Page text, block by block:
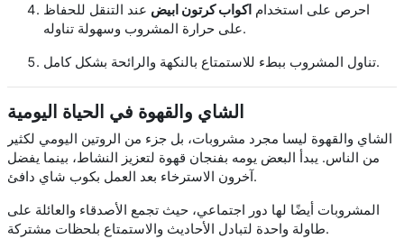
احرص على استخدام اكواب كرتون ابيض عند التنقل للحفاظ
على حرارة المشروب وسهولة تناوله.
تناول المشروب ببطء للاستمتاع بالنكهة والرائحة بشكل كامل.
الشاي والقهوة في الحياة اليومية
الشاي والقهوة ليسا مجرد مشروبات، بل جزء من الروتين اليومي لكثير
من الناس. يبدأ البعض يومه بفنجان قهوة لتعزيز النشاط، بينما يفضل
آخرون الاسترخاء بعد العمل بكوب شاي دافئ.
المشروبات أيضًا لها دور اجتماعي، حيث تجمع الأصدقاء والعائلة على
طاولة واحدة لتبادل الأحاديث والاستمتاع بلحظات مشتركة.